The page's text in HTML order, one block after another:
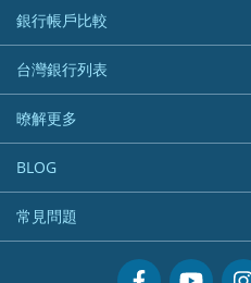
加油優惠
分期零利率優惠
首刷禮優惠
網購優惠
行動支付優惠
旅遊訂房優惠
精選貸款推薦
信貸利率比較
一般個人貸款
優質客戶貸款
小額借款
循環貸款
外幣定存
住宅險
汽車保險
機車保險
寵物險
銀行帳戶比較
財富管理帳戶
數位存款帳戶
美元定存
台灣銀行列表
銀行與合作機構列表
銀行客服電話
暸解更多
加入我們
訂閱電子報
媒體聯絡
BLOG
專欄文章
常見問題
活動禮贈品兌換相關